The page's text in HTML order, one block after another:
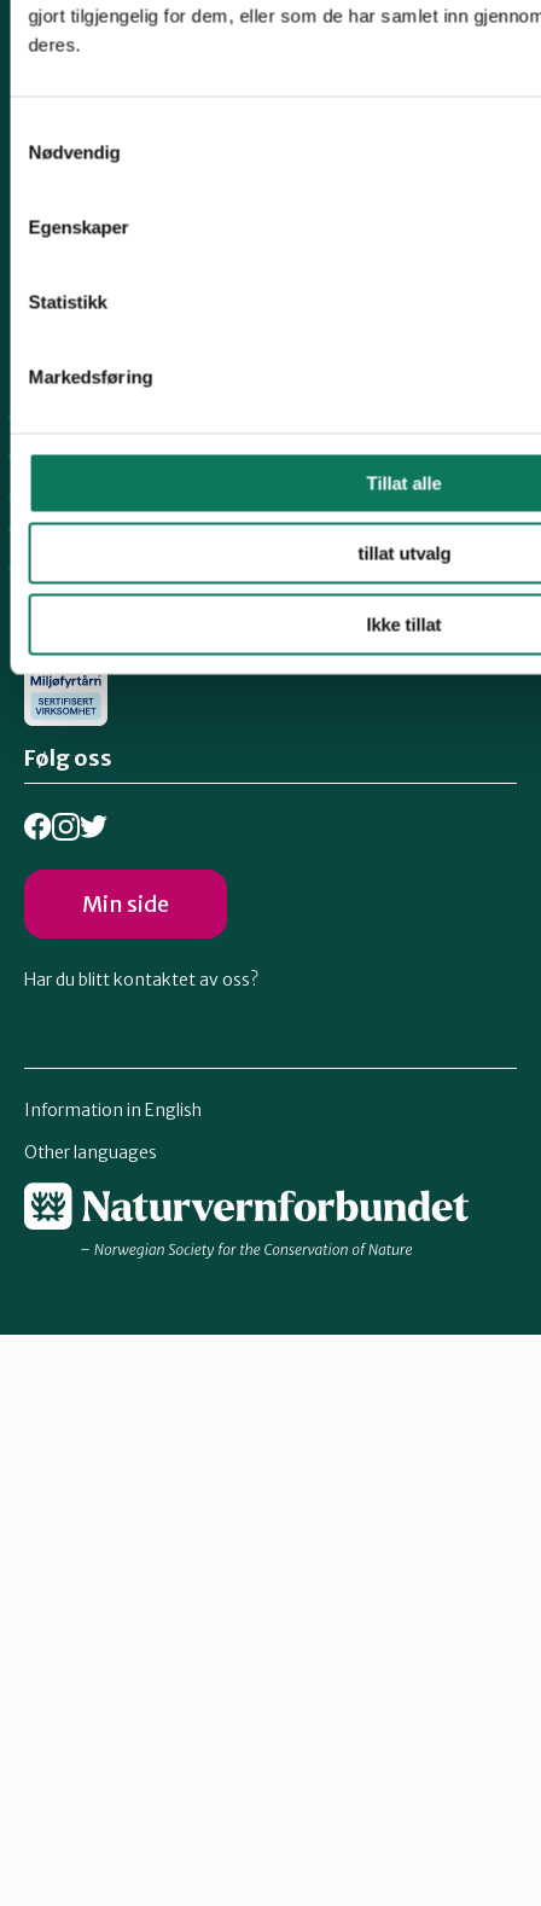
gjort tilgjengelig for dem, eller som de har samlet inn
deres.
Nødvendig
Egenskaper
Statistikk
Markedsføring
Tillat alle
tillat utvalg
Ikke tillat
E-post:naturvern@naturvernforbundet.no
Vipps: 13042
For presse
Arkiv
Følg oss
Min side
Har du blitt kontaktet av oss?
Information in English
Other languages